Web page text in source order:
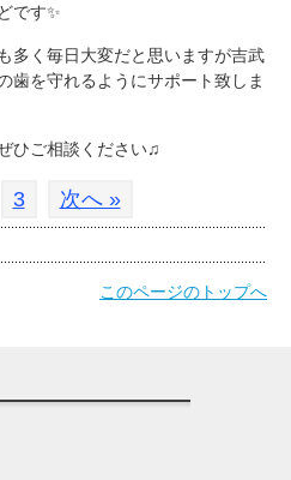
です✨
多く毎日大変だと思いますが吉武
歯を守れるようにサポート致しま
ひご相談ください♫
3 次へ »
このページのトップへ